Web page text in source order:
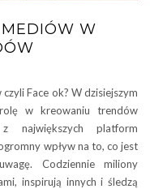
MEDIÓW W
Face ok? W dzisiejszym
w kreowaniu trendów
największych platform
wpływ na to, co jest
Codziennie miliony
inspirują innych i śledzą